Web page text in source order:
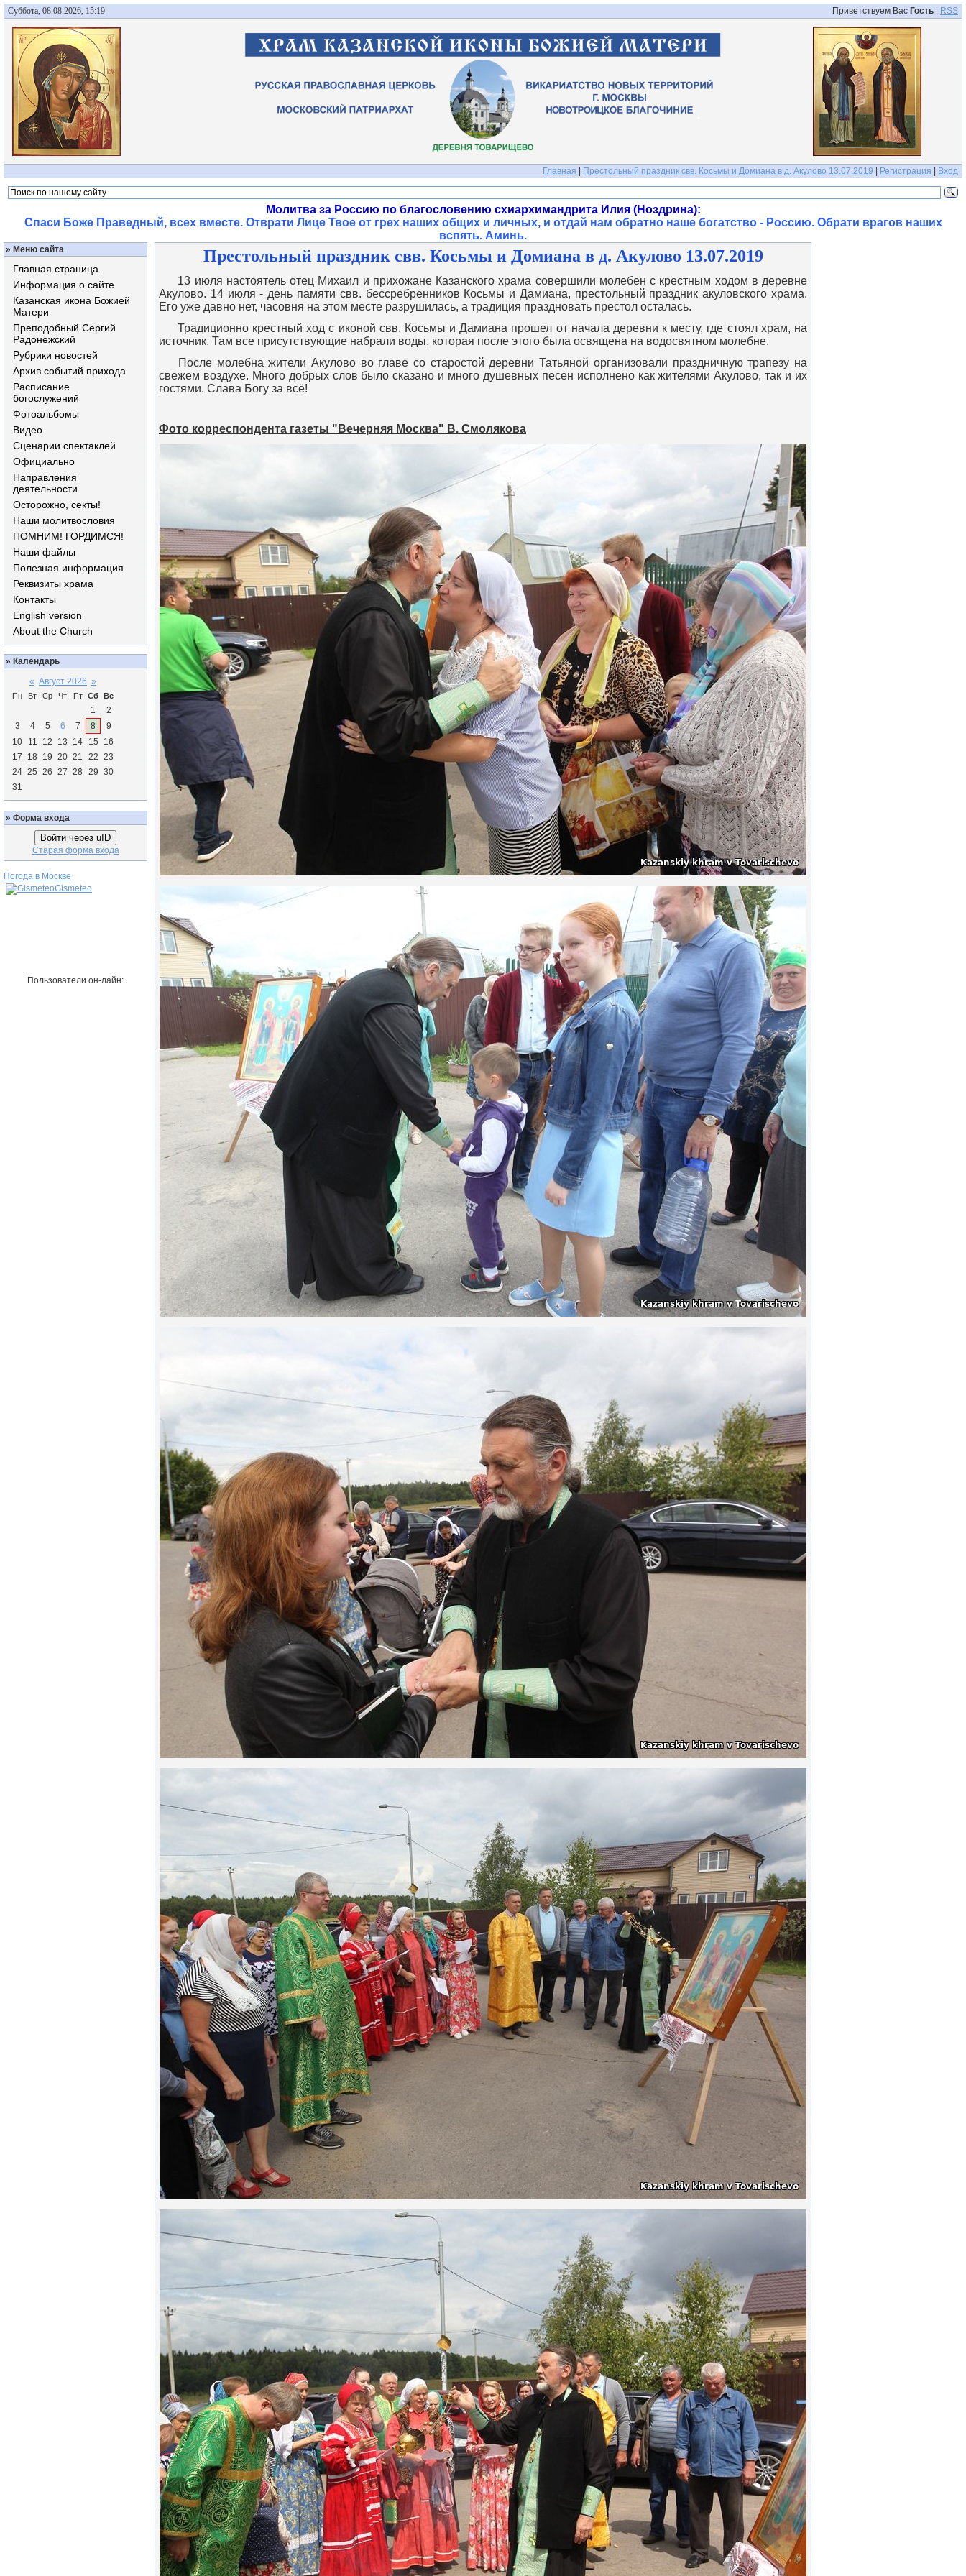
Суббота, 08.08.2026, 15:19 Приветствуем Вас Гость RSS
Главная Престольный праздник свв. Косьмы и Домиана в д. Акулово 13.07.2019 Регистрация Вход
Молитва за Россию по благословению схиархимандрита Илия (Ноздрина):
Спаси Боже Праведный, всех вместе. Отврати Лице Твое от грех наших общих и личных, и отдай нам обратно наше богатство - Россию. Обрати врагов наших
вспять. Аминь.
» Меню сайта
Главная страница
Информация о сайте
Казанская икона Божией
Матери
Преподобный Сергий
Радонежский
Рубрики новостей
Архив событий прихода
Расписание
богослужений
Фотоальбомы
Видео
Сценарии спектаклей
Официально
Направления
деятельности
Осторожно, секты!
Наши молитвословия
ПОМНИМ! ГОРДИМСЯ!
Наши файлы
Полезная информация
Реквизиты храма
Контакты
English version
About the Church
» Календарь
« Август 2026 »
Пн Вт Ср Чт Пт Сб Вс
1
2
3
4 5 6 7 8
9
10
11 12 13 14 15
16
17
18 19 20 21 22 23
24 25 26 27 28 29 30
31
» Форма входа
Войти через uID
Старая форма входа
Погода в Москве
Gismeteo
Пользователи он-лайн:
Престольный праздник свв. Косьмы и Домиана в д. Акулово 13.07.2019
13 июля настоятель отец Михаил и прихожане Казанского храма совершили молебен с крестным ходом в деревне
Акулово. 14 июля - день памяти свв. бессребренников Косьмы и Дамиана, престольный праздник акуловского храма.
Его уже давно нет, часовня на этом месте разрушилась, а традиция праздновать престол осталась.
Традиционно крестный ход с иконой свв. Косьмы и Дамиана прошел от начала деревни к месту, где стоял храм, на
источник. Там все присутствующие набрали воды, которая после этого была освящена на водосвятном молебне.
После молебна жители Акулово во главе со старостой деревни Татьяной организовали праздничную трапезу на
свежем воздухе. Много добрых слов было сказано и много душевных песен исполнено как жителями Акулово, так и их
гостями. Слава Богу за всё!
Фото корреспондента газеты "Вечерняя Москва" В. Смолякова